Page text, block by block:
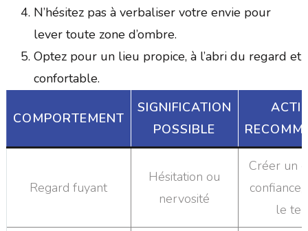
N’hésitez pas à verbaliser votre envie pour
lever toute zone d’ombre.
Optez pour un lieu propice, à l’abri du regard et
confortable.
COMPORTEMENT
SIGNIFICATION
POSSIBLE
Regard fuyant
Hésitation ou
nervosité
Créer un
le